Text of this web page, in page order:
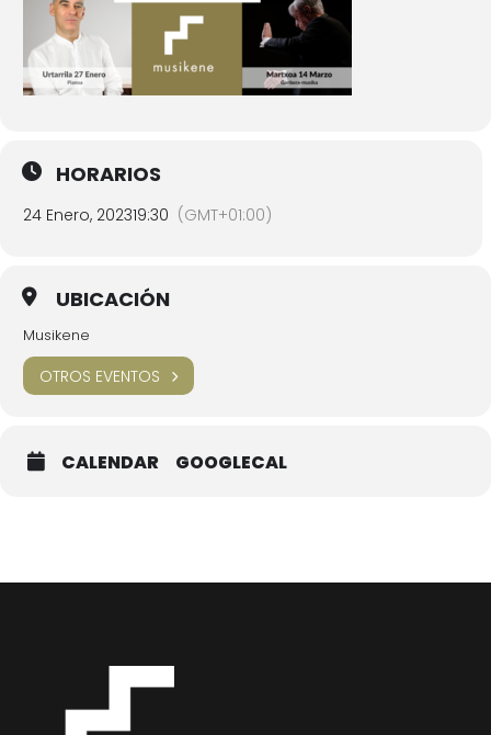
HORARIOS
24 Enero, 202319:30 (GMT+01:00)
UBICACIÓN
Musikene
OTROS EVENTOS
CALENDAR GOOGLECAL